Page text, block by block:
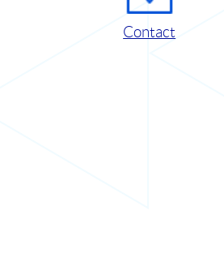
Contact